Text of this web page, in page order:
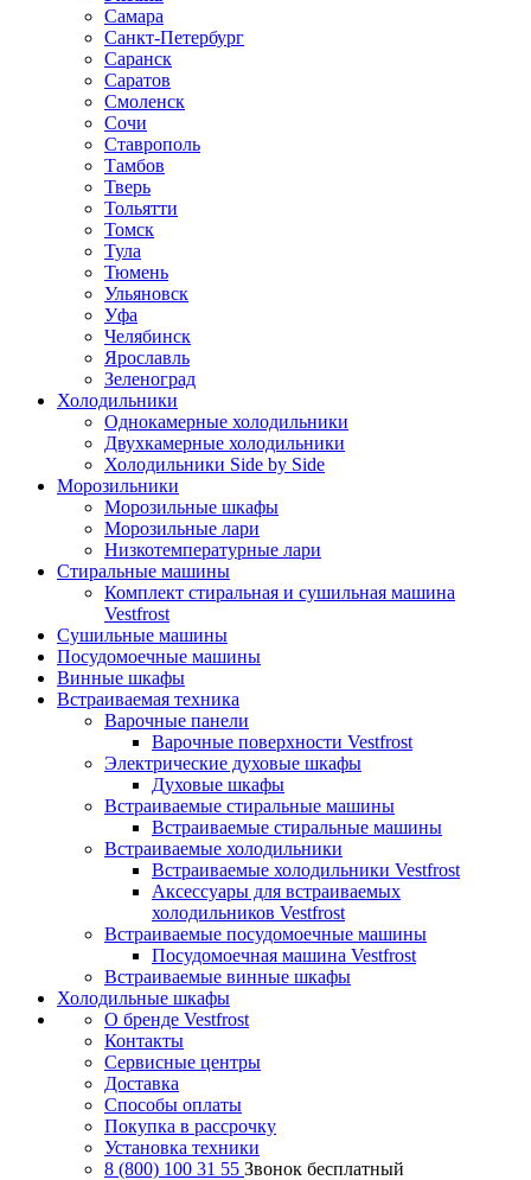
Самара
Санкт-Петербург
Саранск
Саратов
Смоленск
Сочи
Ставрополь
Тамбов
Тверь
Тольятти
Томск
Тула
Тюмень
Ульяновск
Уфа
Челябинск
Ярославль
Зеленоград
Холодильники
Однокамерные холодильники
Двухкамерные холодильники
Холодильники Side by Side
Морозильники
Морозильные шкафы
Морозильные лари
Низкотемпературные лари
Стиральные машины
Комплект стиральная и сушильная машина
Vestfrost
Сушильные машины
Посудомоечные машины
Винные шкафы
Встраиваемая техника
Варочные панели
Варочные поверхности Vestfrost
Электрические духовые шкафы
Духовые шкафы
Встраиваемые стиральные машины
Встраиваемые стиральные машины
Встраиваемые холодильники
Встраиваемые холодильники Vestfrost
Аксессуары для встраиваемых
холодильников Vestfrost
Встраиваемые посудомоечные машины
Посудомоечная машина Vestfrost
Встраиваемые винные шкафы
Холодильные шкафы
О бренде Vestfrost
Контакты
Сервисные центры
Доставка
Способы оплаты
Покупка в рассрочку
Установка техники
8 (800) 100 31 55 Звонок бесплатный